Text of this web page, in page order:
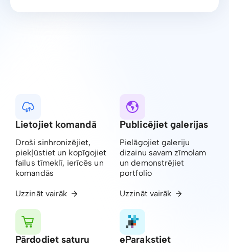
Lietojiet komandā
Droši sinhronizējiet,
piekļūstiet un kopīgojiet
failus tīmeklī, ierīcēs un
komandās
Uzzināt vairāk
Publicējiet galerijas
Pielāgojiet galeriju
dizainu savam zīmolam
un demonstrējiet
portfolio
Uzzināt vairāk
Pārdodiet saturu eParakstiet